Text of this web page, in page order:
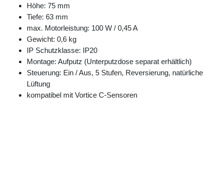
Höhe: 75 mm
Tiefe: 63 mm
max. Motorleistung: 100 W / 0,45 A
Gewicht: 0,6 kg
IP Schutzklasse: IP20
Montage: Aufputz (Unterputzdose separat erhältlich)
Steuerung: Ein / Aus, 5 Stufen, Reversierung, natürliche
Lüftung
kompatibel mit Vortice C-Sensoren